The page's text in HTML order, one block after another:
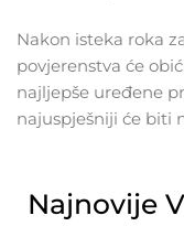
Nakon isteka roka
povjerenstva će
najljepše uređene
najuspješniji će biti
Najnovije